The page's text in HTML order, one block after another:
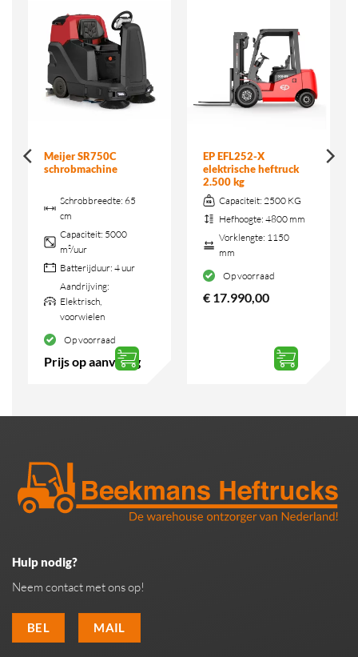
Meijer SR750C
schrobmachine
Schrobbreedte: 65
cm
Capaciteit: 5000
m²/uur
Batterijduur: 4 uur
Aandrijving:
Elektrisch,
voorwielen
Op voorraad
Prijs op aanvraag
EP EFL252-X
elektrische heftruck
2.500 kg
Capaciteit: 2500 KG
Hefhoogte: 4800 mm
Vorklengte: 1150
mm
Op voorraad
€17.990,00
Hulp nodig?
Neem contact met ons op!
BEL MAIL